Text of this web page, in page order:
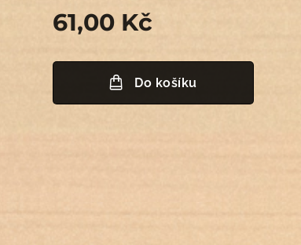
61,00 Kč
Do košíku